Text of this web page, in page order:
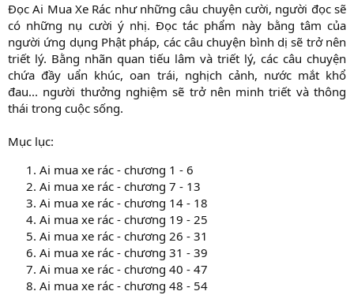
Đọc Ai Mua Xe Rác như những câu chuyện cười, người đọc sẽ
có những nụ cười ý nhị. Đọc tác phẩm này bằng tâm của
người ứng dụng Phật pháp, các câu chuyện bình dị sẽ trở nên
triết lý. Bằng nhãn quan tiếu lâm và triết lý, các câu chuyện
chứa đầy uẩn khúc, oan trái, nghịch cảnh, nước mắt khổ
đau... người thưởng nghiệm sẽ trở nên minh triết và thông
thái trong cuộc sống.
Mục lục:
Ai mua xe rác - chương 1 - 6
Ai mua xe rác - chương 7 - 13
Ai mua xe rác - chương 14 - 18
Ai mua xe rác - chương 19 - 25
Ai mua xe rác - chương 26 - 31
Ai mua xe rác - chương 31 - 39
Ai mua xe rác - chương 40 - 47
Ai mua xe rác - chương 48 - 54